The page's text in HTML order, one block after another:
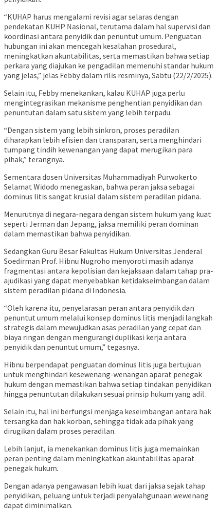
“KUHAP harus mengalami revisi agar selaras dengan
pendekatan KUHP Nasional, terutama dalam hal supervisi dan
koordinasi antara penyidik dan penuntut umum. Penguatan
hubungan ini akan mencegah kesalahan prosedural,
meningkatkan akuntabilitas, serta memastikan bahwa setiap
perkara yang diajukan ke pengadilan memenuhi standar hukum
yang jelas,” jelas Febby dalam rilis resminya, Sabtu (22/2/2025).
Selain itu, Febby menekankan, kalau KUHAP juga perlu
mengintegrasikan mekanisme penghentian penyidikan dan
penuntutan dalam satu sistem yang lebih terpadu.
“Dengan sistem yang lebih sinkron, proses peradilan
diharapkan lebih efisien dan transparan, serta menghindari
tumpang tindih kewenangan yang dapat merugikan para
pihak,” terangnya.
Sementara dosen Universitas Muhammadiyah Purwokerto
Selamat Widodo menegaskan, bahwa peran jaksa sebagai
dominus litis sangat krusial dalam sistem peradilan pidana.
Menurutnya di negara-negara dengan sistem hukum yang kuat
seperti Jerman dan Jepang, jaksa memiliki peran dominan
dalam memastikan bahwa penyidikan.
Sedangkan Guru Besar Fakultas Hukum Universitas Jenderal
Soedirman Prof. Hibnu Nugroho menyoroti masih adanya
fragmentasi antara kepolisian dan kejaksaan dalam tahap pra-
ajudikasi yang dapat menyebabkan ketidakseimbangan dalam
sistem peradilan pidana di Indonesia.
“Oleh karena itu, penyelarasan peran antara penyidik dan
penuntut umum melalui konsep dominus litis menjadi langkah
strategis dalam mewujudkan asas peradilan yang cepat dan
biaya ringan dengan mengurangi duplikasi kerja antara
penyidik dan penuntut umum,” tegasnya.
Hibnu berpendapat penguatan dominus litis juga bertujuan
untuk menghindari kesewenang-wenangan aparat penegak
hukum dengan memastikan bahwa setiap tindakan penyidikan
hingga penuntutan dilakukan sesuai prinsip hukum yang adil.
Selain itu, hal ini berfungsi menjaga keseimbangan antara hak
tersangka dan hak korban, sehingga tidak ada pihak yang
dirugikan dalam proses peradilan.
Lebih lanjut, ia menekankan dominus litis juga memainkan
peran penting dalam meningkatkan akuntabilitas aparat
penegak hukum.
Dengan adanya pengawasan lebih kuat dari jaksa sejak tahap
penyidikan, peluang untuk terjadi penyalahgunaan wewenang
dapat diminimalkan.